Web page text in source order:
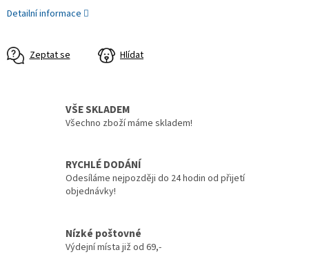
Detailní informace
Zeptat se Hlídat
VŠE SKLADEM
Všechno zboží máme skladem!
RYCHLÉ DODÁNÍ
Odesíláme nejpozději do 24 hodin od přijetí
objednávky!
Nízké poštovné
Výdejní místa již od 69,-